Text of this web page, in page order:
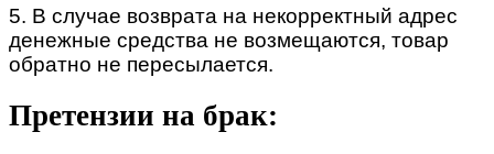
5. В случае возврата на некорректный адрес
денежные средства не возмещаются, товар
обратно не пересылается.
Претензии на брак: